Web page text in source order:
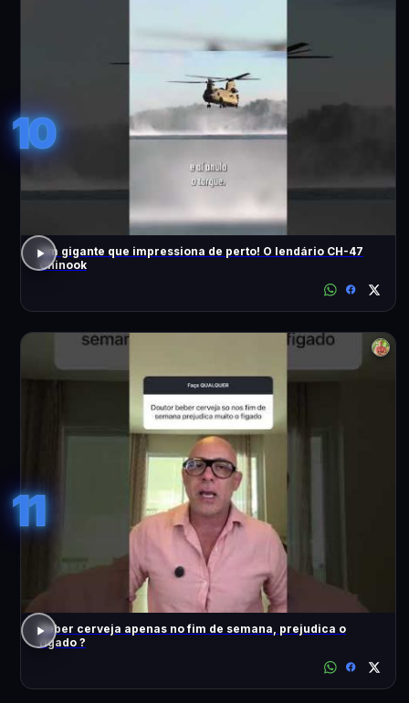
10
Um gigante que impressiona de perto! O lendário CH-47
Chinook
11
Beber cerveja apenas no fim de semana, prejudica o
fígado ?